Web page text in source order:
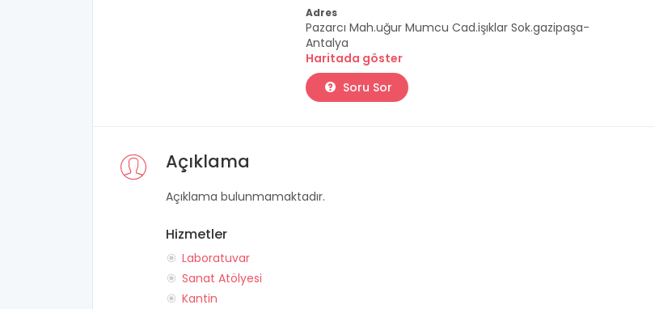
Adres
Pazarcı Mah.uğur Mumcu Cad.işıklar Sok.gazipaşa-
Antalya
Haritada göster
Soru Sor
Açıklama
Açıklama bulunmamaktadır.
Hizmetler
Laboratuvar
Sanat Atölyesi
Kantin